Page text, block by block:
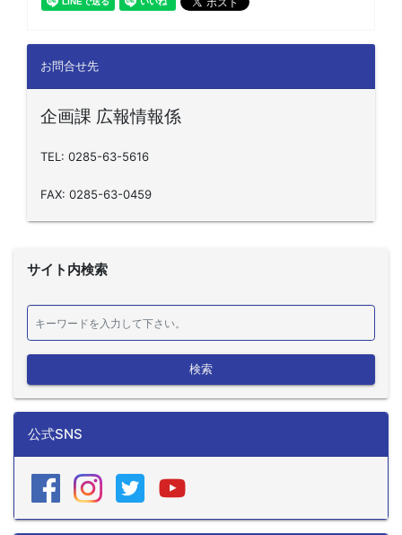
お問合せ先
企画課 広報情報係
TEL: 0285-63-5616
FAX: 0285-63-0459
サイト内検索
検索
公式SNS